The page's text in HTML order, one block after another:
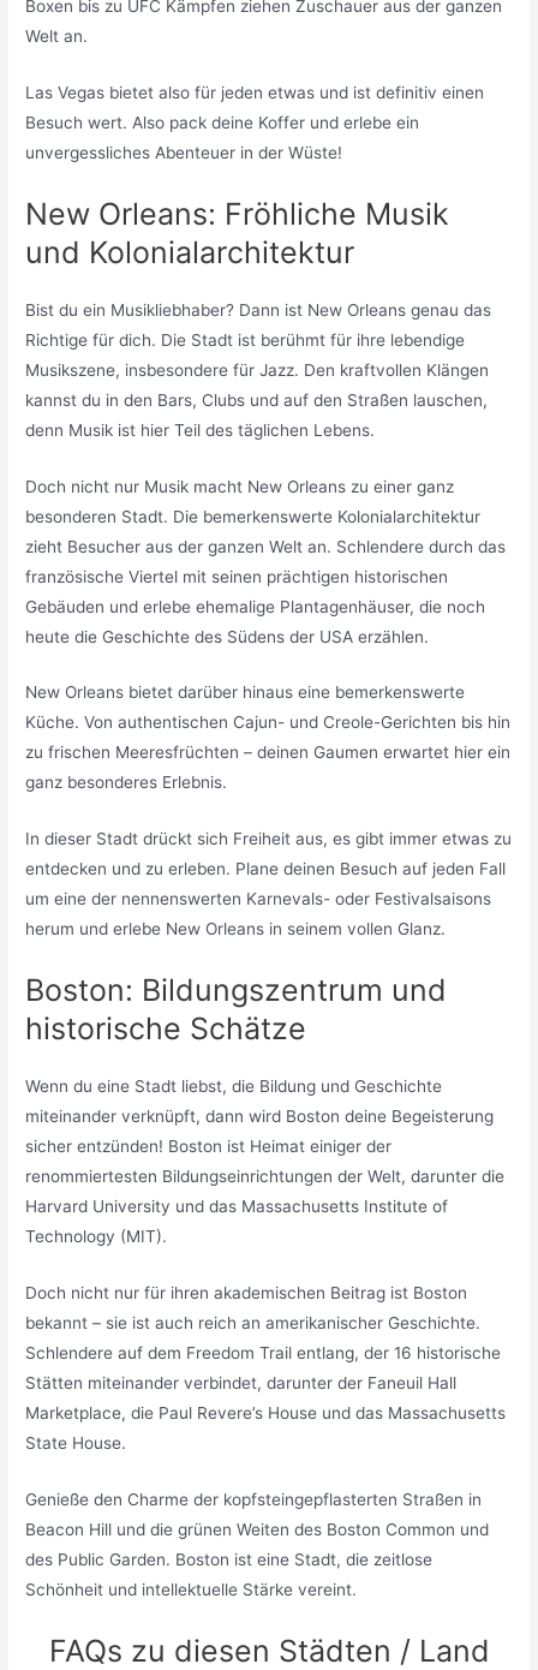
Boxen bis zu UFC Kämpfen ziehen Zuschauer aus der ganzen
Welt an.
Las Vegas bietet also für jeden etwas und ist definitiv einen
Besuch wert. Also pack deine Koffer und erlebe ein
unvergessliches Abenteuer in der Wüste!
New Orleans: Fröhliche Musik
und Kolonialarchitektur
Bist du ein Musikliebhaber? Dann ist New Orleans genau das
Richtige für dich. Die Stadt ist berühmt für ihre lebendige
Musikszene, insbesondere für Jazz. Den kraftvollen Klängen
kannst du in den Bars, Clubs und auf den Straßen lauschen,
denn Musik ist hier Teil des täglichen Lebens.
Doch nicht nur Musik macht New Orleans zu einer ganz
besonderen Stadt. Die bemerkenswerte Kolonialarchitektur
zieht Besucher aus der ganzen Welt an. Schlendere durch das
französische Viertel mit seinen prächtigen historischen
Gebäuden und erlebe ehemalige Plantagenhäuser, die noch
heute die Geschichte des Südens der USA erzählen.
New Orleans bietet darüber hinaus eine bemerkenswerte
Küche. Von authentischen Cajun- und Creole-Gerichten bis hin
zu frischen Meeresfrüchten – deinen Gaumen erwartet hier ein
ganz besonderes Erlebnis.
In dieser Stadt drückt sich Freiheit aus, es gibt immer etwas zu
entdecken und zu erleben. Plane deinen Besuch auf jeden Fall
um eine der nennenswerten Karnevals- oder Festivalsaisons
herum und erlebe New Orleans in seinem vollen Glanz.
Boston: Bildungszentrum und
historische Schätze
Wenn du eine Stadt liebst, die Bildung und Geschichte
miteinander verknüpft, dann wird Boston deine Begeisterung
sicher entzünden! Boston ist Heimat einiger der
renommiertesten Bildungseinrichtungen der Welt, darunter die
Harvard University und das Massachusetts Institute of
Technology (MIT).
Doch nicht nur für ihren akademischen Beitrag ist Boston
bekannt – sie ist auch reich an amerikanischer Geschichte.
Schlendere auf dem Freedom Trail entlang, der 16 historische
Stätten miteinander verbindet, darunter der Faneuil Hall
Marketplace, die Paul Revere’s House und das Massachusetts
State House.
Genieße den Charme der kopfsteingepflasterten Straßen in
Beacon Hill und die grünen Weiten des Boston Common und
des Public Garden. Boston ist eine Stadt, die zeitlose
Schönheit und intellektuelle Stärke vereint.
FAQs zu diesen Städten / Land